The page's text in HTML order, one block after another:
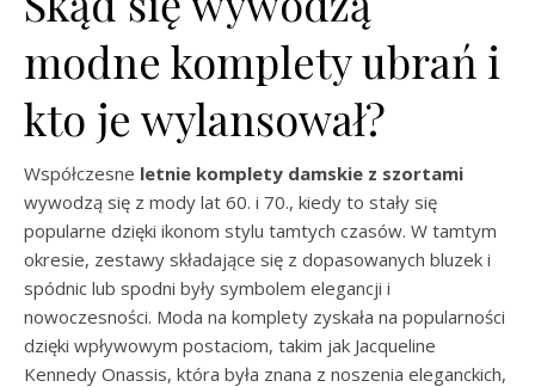
modne komplety ubrań i
kto je wylansował?
Współczesne letnie komplety damskie z szortami
wywodzą się z mody lat 60. i 70., kiedy to stały się
popularne dzięki ikonom stylu tamtych czasów. W tamtym
okresie, zestawy składające się z dopasowanych bluzek i
spódnic lub spodni były symbolem elegancji i
nowoczesności. Moda na komplety zyskała na popularności
dzięki wpływowym postaciom, takim jak Jacqueline
Kennedy Onassis, która była znana z noszenia eleganckich,